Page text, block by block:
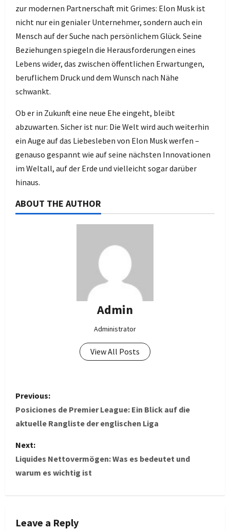
zur modernen Partnerschaft mit Grimes: Elon Musk ist
nicht nur ein genialer Unternehmer, sondern auch ein
Mensch auf der Suche nach persönlichem Glück. Seine
Beziehungen spiegeln die Herausforderungen eines
Lebens wider, das zwischen öffentlichen Erwartungen,
beruflichem Druck und dem Wunsch nach Nähe
schwankt.
Ob er in Zukunft eine neue Ehe eingeht, bleibt
abzuwarten. Sicher ist nur: Die Welt wird auch weiterhin
ein Auge auf das Liebesleben von Elon Musk werfen –
genauso gespannt wie auf seine nächsten Innovationen
im Weltall, auf der Erde und vielleicht sogar darüber
hinaus.
ABOUT THE AUTHOR
Admin
Administrator
View All Posts
P
o
t
n
v
Previous:
Posiciones de Premier League: Ein Blick auf die
aktuelle Rangliste der englischen Liga
Next:
Liquides Nettovermögen: Was es bedeutet und
warum es wichtig ist
Leave a Reply